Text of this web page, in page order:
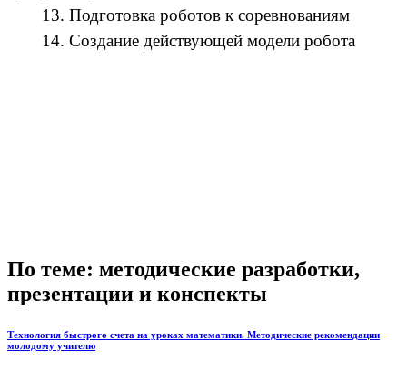
13. Подготовка роботов к соревнованиям
14. Создание действующей модели робота
По теме: методические разработки,
презентации и конспекты
Технология быстрого счета на уроках математики. Методические рекомендации
молодому учителю